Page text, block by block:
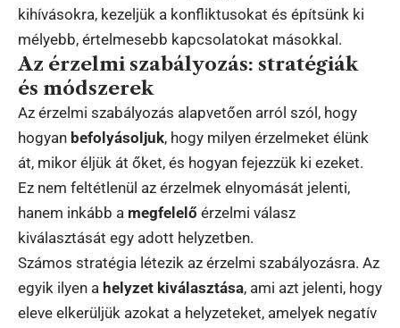
kihívásokra, kezeljük a konfliktusokat és építsünk ki
mélyebb, értelmesebb kapcsolatokat másokkal.
Az érzelmi szabályozás: stratégiák
és módszerek
Az érzelmi szabályozás alapvetően arról szól, hogy
hogyan befolyásoljuk, hogy milyen érzelmeket élünk
át, mikor éljük át őket, és hogyan fejezzük ki ezeket.
Ez nem feltétlenül az érzelmek elnyomását jelenti,
hanem inkább a megfelelő érzelmi válasz
kiválasztását egy adott helyzetben.
Számos stratégia létezik az érzelmi szabályozásra. Az
egyik ilyen a helyzet kiválasztása, ami azt jelenti, hogy
eleve elkerüljük azokat a helyzeteket, amelyek negatív